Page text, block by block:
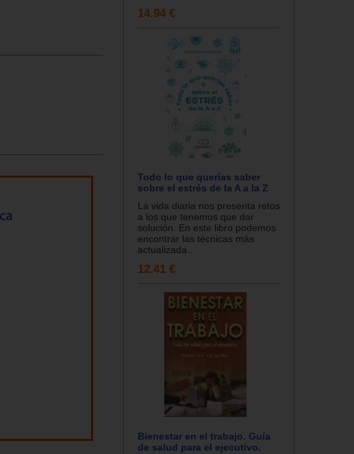
14.94 €
Todo lo que querías saber
sobre el estrés de la A a la Z
La vida diaria nos presenta retos
a los que tenemos que dar
solución. En este libro podemos
encontrar las técnicas más
actualizada...
12.41 €
Bienestar en el trabajo. Guía
de salud para el ejecutivo.